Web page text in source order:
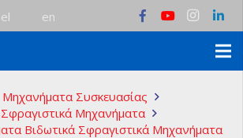
Μηχανήματα Συσκευασίας
Μηχανήματα
Βιδωτικά Σφραγιστικά Μηχανήματα